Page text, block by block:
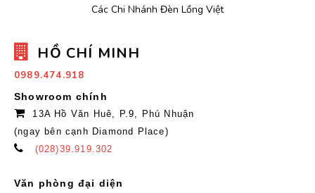
Các Chi Nhánh Đèn Lồng Việt
HỒ CHÍ MINH
0989.474.918
Showroom chính
13A Hồ Văn Huê, P.9, Phú Nhuận
(ngay bên cạnh Diamond Place)
(028)39.919.302
Văn phòng đại diện